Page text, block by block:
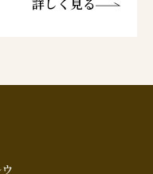
詳しく見る